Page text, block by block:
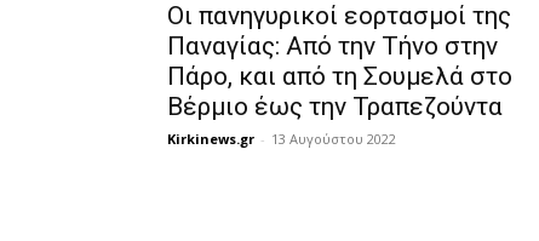
Οι πανηγυρικοί εορτασμοί της
Παναγίας: Από την Τήνο στην
Πάρο, και από τη Σουμελά στο
Βέρμιο έως την Τραπεζούντα
Kirkinews.gr - 13 Αυγούστου 2022